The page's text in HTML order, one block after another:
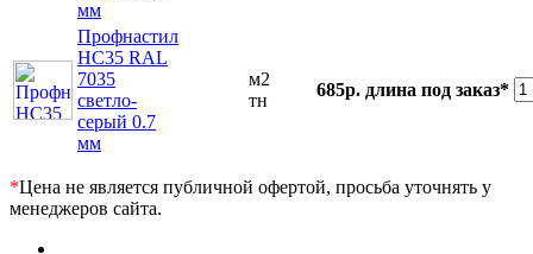
мм
Профнастил
НС35 RAL
7035
светло-
серый 0.7
мм
м2
тн
685р. длина под заказ*
*Цена не является публичной офертой, просьба уточнять у
менеджеров сайта.